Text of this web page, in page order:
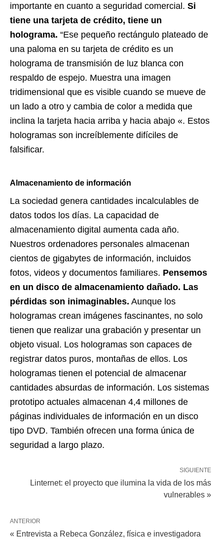
importante en cuanto a seguridad comercial. Si
tiene una tarjeta de crédito, tiene un
holograma. “Ese pequeño rectángulo plateado de
una paloma en su tarjeta de crédito es un
holograma de transmisión de luz blanca con
respaldo de espejo. Muestra una imagen
tridimensional que es visible cuando se mueve de
un lado a otro y cambia de color a medida que
inclina la tarjeta hacia arriba y hacia abajo «. Estos
hologramas son increíblemente difíciles de
falsificar.
Almacenamiento de información
La sociedad genera cantidades incalculables de
datos todos los días. La capacidad de
almacenamiento digital aumenta cada año.
Nuestros ordenadores personales almacenan
cientos de gigabytes de información, incluidos
fotos, videos y documentos familiares. Pensemos
en un disco de almacenamiento dañado. Las
pérdidas son inimaginables. Aunque los
hologramas crean imágenes fascinantes, no solo
tienen que realizar una grabación y presentar un
objeto visual. Los hologramas son capaces de
registrar datos puros, montañas de ellos. Los
hologramas tienen el potencial de almacenar
cantidades absurdas de información. Los sistemas
prototipo actuales almacenan 4,4 millones de
páginas individuales de información en un disco
tipo DVD. También ofrecen una forma única de
seguridad a largo plazo.
SIGUIENTE
Linternet: el proyecto que ilumina la vida de los más
vulnerables »
ANTERIOR
« Entrevista a Rebeca González, física e investigadora